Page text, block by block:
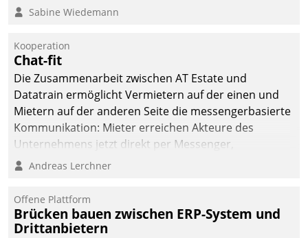
verändern und anzupassen, sonst werden sie an ihr
Sabine Wiedemann
Kooperation
Chat-fit
Die Zusammenarbeit zwischen AT Estate und
Datatrain ermöglicht Vermietern auf der einen und
Mietern auf der anderen Seite die messengerbasierte
Kommunikation: Mieter erreichen Akteure des
Unternehmens jetzt direkt per Messenger,
Mitarbeiter oder Dienstleister empfangen oder
Andreas Lerchner
Offene Plattform
Brücken bauen zwischen ERP-System und
Drittanbietern